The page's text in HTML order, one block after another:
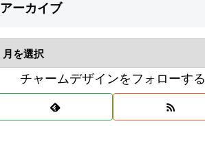
アーカイブ
チャームデザインをフォローする